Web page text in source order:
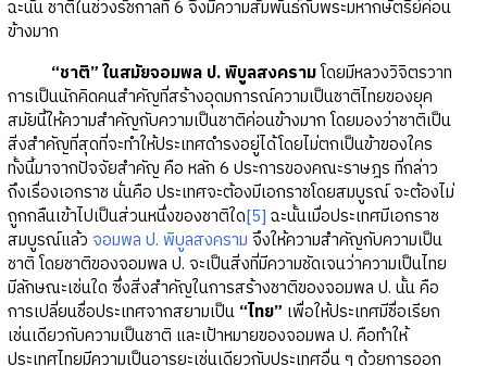
ฉะนั้น ชาติในช่วงรัชกาลที่ 6 จึงมีความสัมพันธ์กับพระมหากษัตริย์ค่อน
ข้างมาก
“ชาติ” ในสมัยจอมพล ป. พิบูลสงครามโดยมีหลวงวิจิตรวาท
การเป็นนักคิดคนสำคัญที่สร้างอุดมการณ์ความเป็นชาติไทยของยุค
สมัยนี้ให้ความสำคัญกับความเป็นชาติค่อนข้างมาก โดยมองว่าชาติเป็น
สิ่งสำคัญที่สุดที่จะทำให้ประเทศดำรงอยู่ได้โดยไม่ตกเป็นข้าของใคร
ทั้งนี้มาจากปัจจัยสำคัญ คือ หลัก 6 ประการของคณะราษฎร ที่กล่าว
ถึงเรื่องเอกราช นั่นคือ ประเทศจะต้องมีเอกราชโดยสมบูรณ์ จะต้องไม่
ถูกกลืนเข้าไปเป็นส่วนหนึ่งของชาติใด[5] ฉะนั้นเมื่อประเทศมีเอกราช
สมบูรณ์แล้ว จอมพล ป. พิบูลสงคราม จึงให้ความสำคัญกับความเป็น
ชาติ โดยชาติของจอมพล ป. จะเป็นสิ่งที่มีความชัดเจนว่าความเป็นไทย
มีลักษณะเช่นใด ซึ่งสิ่งสำคัญในการสร้างชาติของจอมพล ป. นั้น คือ
การเปลี่ยนชื่อประเทศจากสยามเป็น “ไทย” เพื่อให้ประเทศมีชื่อเรียก
เช่นเดียวกับความเป็นชาติ และเป้าหมายของจอมพล ป. คือทำให้
ประเทศไทยมีความเป็นอารยะเช่นเดียวกับประเทศอื่น ๆ ด้วยการออก